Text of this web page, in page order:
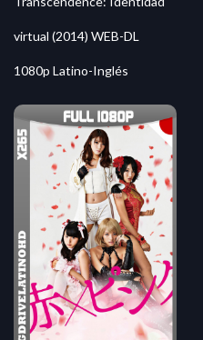
virtual (2014) WEB-DL
1080p Latino-Inglés